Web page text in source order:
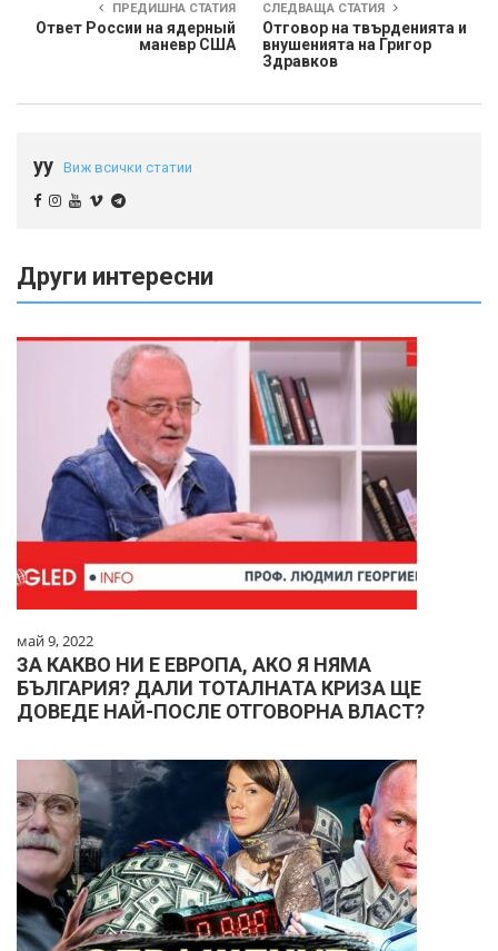
ПРЕДИШНА СТАТИЯ
Ответ России на ядерный
маневр США
СЛЕДВАЩА СТАТИЯ
Отговор на твърденията и
внушенията на Григор
Здравков
yy Виж всички статии
Други интересни
май 9, 2022
ЗА КАКВО НИ Е ЕВРОПА, АКО Я НЯМА
БЪЛГАРИЯ? ДАЛИ ТОТАЛНАТА КРИЗА ЩЕ
ДОВЕДЕ НАЙ-ПОСЛЕ ОТГОВОРНА ВЛАСТ?